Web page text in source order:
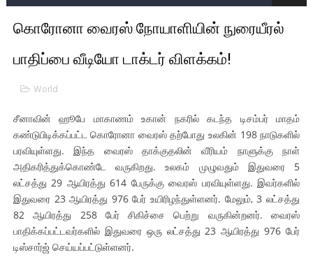
சீனா இலங்கையிடம் 8 மில்லியன் அமெரிக்க டொலர் நட்டஈடு
01/11/2021 Scotland ல் நடைபெறும் கண்டனப்
பாலச்சந்திரன் மற்றும் தன்னிடம் படித்த மாணவர்கள் தொடர்பில்
வர்ராரு...வர்ராரு... அண்ணாத்த : ரஜினிக்காக இலங்கை
கைது செய்யப்பட்ட இளைஞன் உயிரிழப்பு - கொதித்தெழுந்த
தடுப்பூசியை பெற்றுக் கொள்ளக் கூடிய இடங்கள்...
சிறுமியை பாலியல் வன்கொடுமை செய்த முதியவருக்கு
கொரோனா வைரஸ் நோயாளியின் நுரையீரல்
பாதிப்பை வீடியோ டாக்டர் விளக்கம்!
World
சீனாவின் ஹூபே மாகாணம் உகான் நகரில் கடந்த டிசம்பர் மாதம்
கண்டுபிடிக்கப்பட்ட கொரோனா வைரஸ் தற்போது உலகின் 198 நாடுகளில்
பரவியுள்ளது. இந்த வைரஸ் தாக்குதலின் வீரியம் நாளுக்கு நாள்
அதிகரித்துக்கொண்டே வருகிறது. உலகம் முழுவதும் இதுவரை 5
லட்சத்து 29 ஆயிரத்து 614 பேருக்கு வைரஸ் பரவியுள்ளது. இவர்களில்
இதுவரை 23 ஆயிரத்து 976 பேர் உயிரிழந்துள்ளனர். மேலும், 3 லட்சத்து
82 ஆயிரத்து 258 பேர் சிகிச்சை பெற்று வருகின்றனர். வைரஸ்
பாதிக்கப்பட்டவர்களில் இதுவரை ஒரு லட்சத்து 23 ஆயிரத்து 976 பேர்
டிஸ்சார்ஜ் செய்யப்பட்டுள்ளனர்.